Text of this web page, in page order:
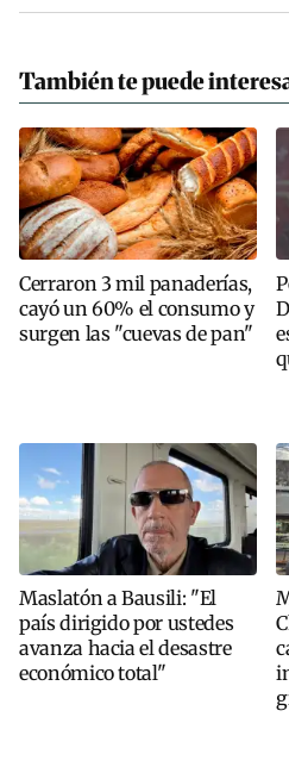
También te puede
Cerraron 3 mil panaderías,
cayó un 60% el consumo y
surgen las "cuevas de pan"
Maslatón a Bausili: "El
país dirigido por ustedes
avanza hacia el desastre
económico total"